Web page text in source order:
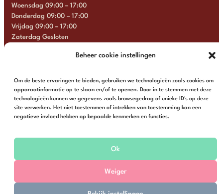
Beheer cookie instellingen
Om de beste ervaringen te bieden, gebruiken we technologieën zoals cookies om
apparaatinformatie op te slaan en/of te openen. Door in te stemmen met deze
technologieën kunnen we gegevens zoals browsegedrag of unieke ID's op deze
site verwerken. Het niet toestemmen of intrekken van toestemming kan een
negatieve invloed hebben op bepaalde kenmerken en functies.
Ok
Weiger
Woensdag 09:00 – 17:00
Donderdag 09:00 – 17:00
Vrijdag 09:00 – 17:00
Zaterdag Gesloten
© Multi Mosaics | Webshop door
Algemene voorwaardenPrivacy